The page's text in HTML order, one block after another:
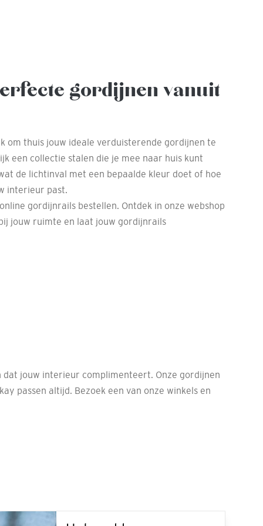
gordijnen vanuit
om thuis jouw ideale verduisterende gordijnen te
een collectie stalen die je mee naar huis kunt
de lichtinval met een bepaalde kleur doet of hoe
interieur past.
gordijnrails bestellen. Ontdek in onze webshop
jouw ruimte en laat jouw gordijnrails
jouw interieur complimenteert. Onze gordijnen
passen altijd. Bezoek een van onze winkels en